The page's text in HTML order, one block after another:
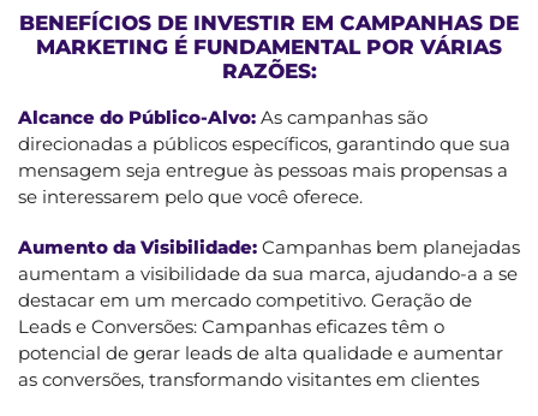
BENEFÍCIOS DE INVESTIR EM CAMPANHAS DE
MARKETING É FUNDAMENTAL POR VÁRIAS
RAZÕES:
Alcance do Público-Alvo: As campanhas são
direcionadas a públicos específicos, garantindo que sua
mensagem seja entregue às pessoas mais propensas a
se interessarem pelo que você oferece.
Aumento da Visibilidade: Campanhas bem planejadas
aumentam a visibilidade da sua marca, ajudando-a a se
destacar em um mercado competitivo. Geração de
Leads e Conversões: Campanhas eficazes têm o
potencial de gerar leads de alta qualidade e aumentar
as conversões, transformando visitantes em clientes